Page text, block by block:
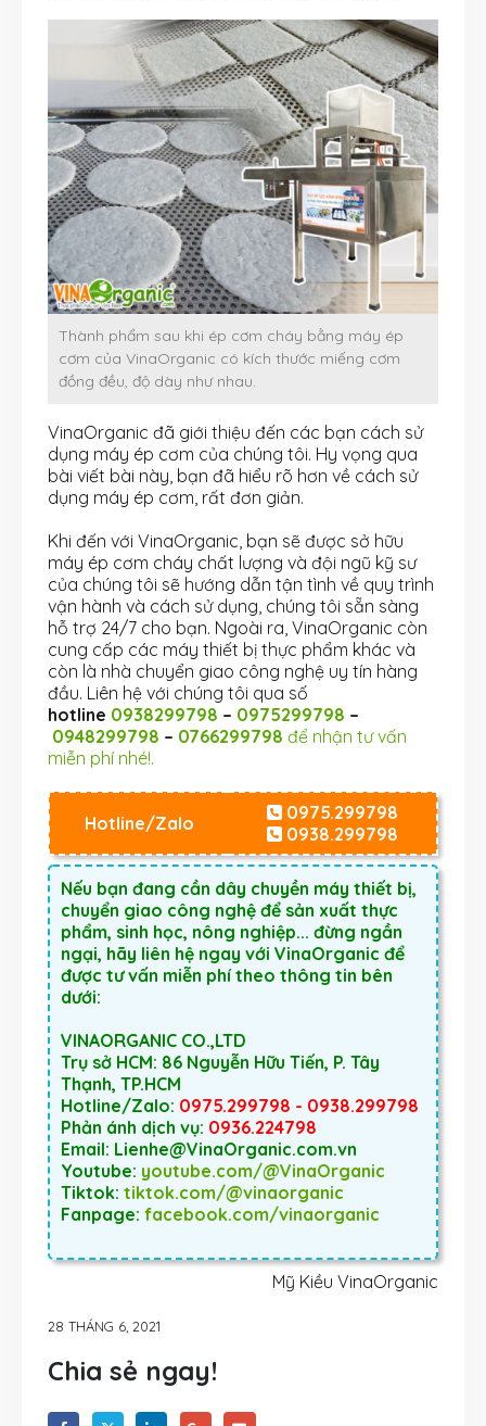
Thành phẩm sau khi ép cơm cháy bằng máy ép
cơm của VinaOrganic có kích thước miếng cơm
đồng đều, độ dày như nhau.
VinaOrganic đã giới thiệu đến các bạn cách sử
dụng máy ép cơm của chúng tôi. Hy vọng qua
bài viết bài này, bạn đã hiểu rõ hơn về cách sử
dụng máy ép cơm, rất đơn giản.
Khi đến với VinaOrganic, bạn sẽ được sở hữu
máy ép cơm cháy chất lượng và đội ngũ kỹ sư
của chúng tôi sẽ hướng dẫn tận tình về quy trình
vận hành và cách sử dụng, chúng tôi sẵn sàng
hỗ trợ 24/7 cho bạn. Ngoài ra, VinaOrganic còn
cung cấp các máy thiết bị thực phẩm khác và
còn là nhà chuyển giao công nghệ uy tín hàng
đầu. Liên hệ với chúng tôi qua số
hotline 0938299798 – 0975299798 –
0948299798 – 0766299798 để nhận tư vấn
miễn phí nhé!.
Hotline/Zalo
0975.299798
0938.299798
Nếu bạn đang cần dây chuyền máy thiết bị,
chuyển giao công nghệ để sản xuất thực
phẩm, sinh học, nông nghiệp... đừng ngần
ngại, hãy liên hệ ngay với VinaOrganic để
được tư vấn miễn phí theo thông tin bên
dưới:
VINAORGANIC CO.,LTD
Trụ sở HCM: 86 Nguyễn Hữu Tiến, P. Tây
Thạnh, TP.HCM
Hotline/Zalo: 0975.299798 - 0938.299798
Phản ánh dịch vụ: 0936.224798
Email: Lienhe@VinaOrganic.com.vn
Youtube: youtube.com/@VinaOrganic
Tiktok: tiktok.com/@vinaorganic
Fanpage: facebook.com/vinaorganic
Mỹ Kiều VinaOrganic
28 THÁNG 6, 2021
Chia sẻ ngay!